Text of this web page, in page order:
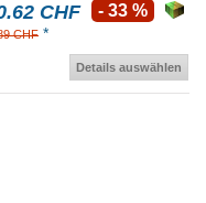
CHF
CHF *
- 33 %
Details auswählen